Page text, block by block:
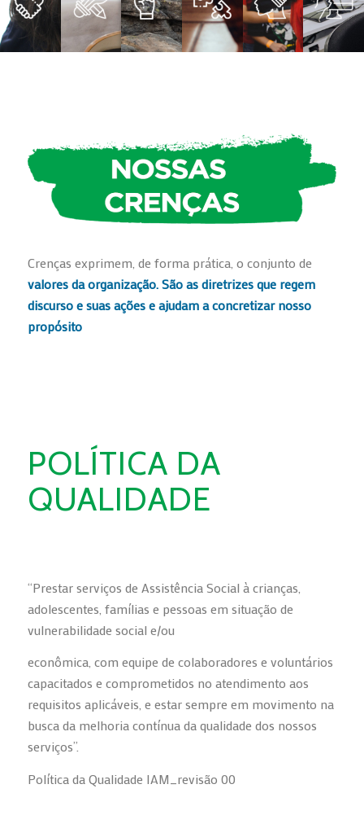
Crenças exprimem, de forma prática, o conjunto de
valores da organização. São as diretrizes que regem
discurso e suas ações e ajudam a concretizar nosso
propósito
POLÍTICA DA
QUALIDADE
“Prestar serviços de Assistência Social à crianças,
adolescentes, famílias e pessoas em situação de
vulnerabilidade social e/ou
econômica, com equipe de colaboradores e voluntários
capacitados e comprometidos no atendimento aos
requisitos aplicáveis, e estar sempre em movimento na
busca da melhoria contínua da qualidade dos nossos
serviços”.
Política da Qualidade IAM_revisão 00